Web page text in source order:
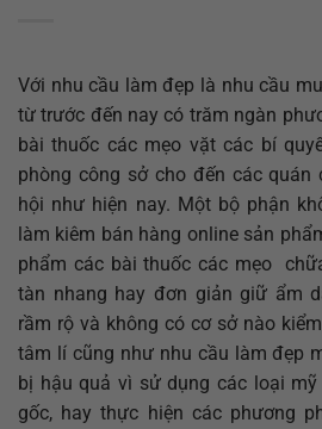
Với nhu cầu làm đẹp là nhu cầu
từ trước đến nay có trăm ngàn
bài thuốc các mẹo vặt các bí
phòng công sở cho đến các quán
hội như hiện nay. Một bộ phận
làm kiêm bán hàng online sản
phẩm các bài thuốc các mẹo
tàn nhang hay đơn giản giữ ẩm
rầm rộ và không có cơ sở nào
tâm lí cũng như nhu cầu làm đẹp
bị hậu quả vì sử dụng các loại
gốc, hay thực hiện các phương